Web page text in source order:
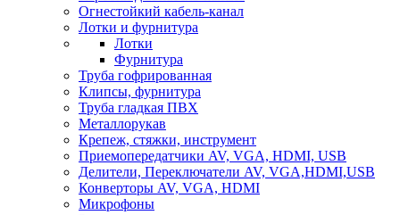
Огнестойкий кабель-канал
Лотки и фурнитура
Лотки
Фурнитура
Труба гофрированная
Клипсы, фурнитура
Труба гладкая ПВХ
Металлорукав
Крепеж, стяжки, инструмент
Приемопередатчики AV, VGA, HDMI, USB
Делители, Переключатели AV, VGA,HDMI,USB
Конверторы AV, VGA, HDMI
Микрофоны